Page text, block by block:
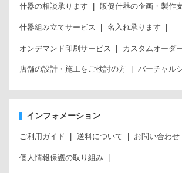
什器の相談承ります 販促什器の企画・製作
什器組み立てサービス 名入れ承ります
オンデマンド印刷サービス カスタムオーダ
店舗の設計・施工をご検討の方 バーチャル
インフォメーション
ご利用ガイド 送料について お問い合わせ
個人情報保護の取り組み